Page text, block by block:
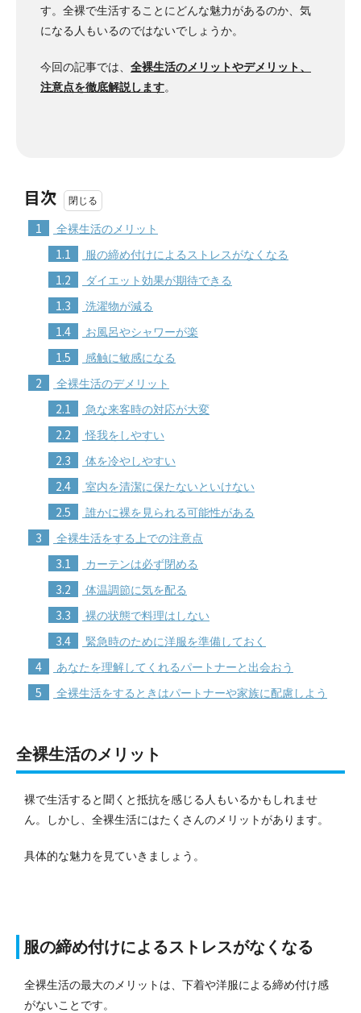
す。 全裸で生活することにどんな魅力があるのか、気
になる人もいるのではないでしょうか。
今回の記事では、 全裸生活のメリットやデメリット、
注意点を徹底解説します。
目次
1 全裸生活のメリット
1.1 服の締め付けによるストレスがなくなる
1.2 ダイエット効果が期待できる
1.3 洗濯物が減る
1.4 お風呂やシャワーが楽
1.5 感触に敏感になる
2 全裸生活のデメリット
2.1 急な来客時の対応が大変
2.2 怪我をしやすい
2.3 体を冷やしやすい
2.4 室内を清潔に保たないといけない
2.5 誰かに裸を見られる可能性がある
3 全裸生活をする上での注意点
3.1 カーテンは必ず閉める
3.2 体温調節に気を配る
3.3 裸の状態で料理はしない
3.4 緊急時のために洋服を準備しておく
4 あなたを理解してくれるパートナーと出会おう
5 全裸生活をするときはパートナーや家族に配慮しよう
全裸生活のメリット
裸で生活すると聞くと抵抗を感じる人もいるかもしれませ
ん。
しかし、全裸生活にはたくさんのメリットがあります。
具体的な魅力を見ていきましょう。
服の締め付けによるストレスがなくなる
全裸生活の最大のメリットは、下着や洋服による締め付け感
がないことです。